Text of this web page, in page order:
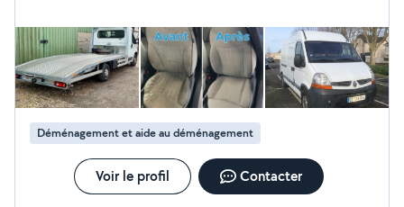
à me contacter, réponse rapide assurée
Déménagement et aide au déménagement
Voir le profil Contacter